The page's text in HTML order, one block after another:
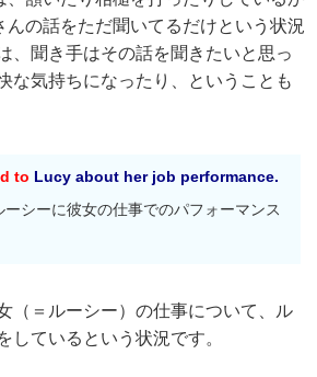
んの話をただ聞いてるだけという状況
、聞き手はその話を聞きたいと思っ
な気持ちになったり、ということも
to Lucy about her job performance.
ーシーに彼女の仕事でのパフォーマンス
（＝ルーシー）の仕事について、ル
しているという状況です。